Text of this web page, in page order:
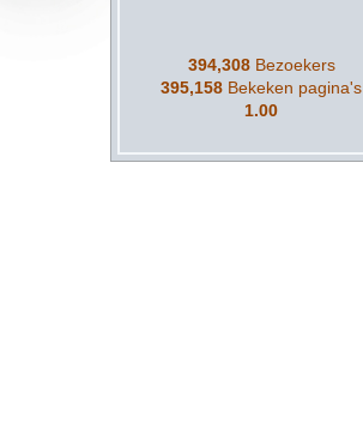
394,308 Bezoekers
395,158 Bekeken pagina's
1.00